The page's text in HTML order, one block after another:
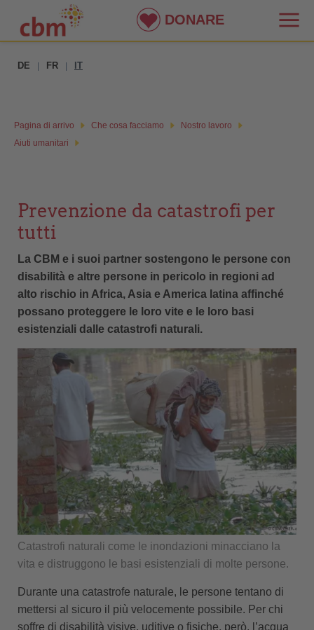
DE FR IT
Pagina di arrivo Che cosa facciamo
Nostro lavoro
Aiuti umanitari
Prevenzione da catastrofi per
tutti
La CBM e i suoi partner sostengono le persone con
disabilità e altre persone in pericolo in regioni ad
alto rischio in Africa, Asia e America latina affinché
possano proteggere le loro vite e le loro basi
esistenziali dalle catastrofi naturali.
Catastrofi naturali come le inondazioni minacciano la
vita e distruggono le basi esistenziali di molte persone.
Durante una catastrofe naturale, le persone tentano di
mettersi al sicuro il più velocemente possibile. Per chi
soffre di disabilità visive, uditive o fisiche, però, l’acqua
DONARE